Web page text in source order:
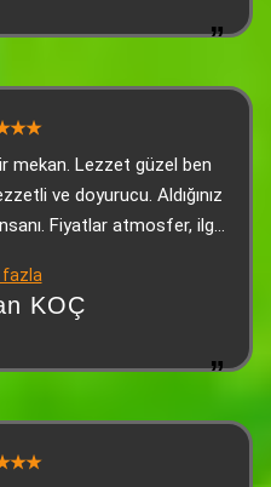
mekan. Lezzet güzel ben
ve doyurucu. Aldığınız
Fiyatlar atmosfer, ilgi
uğradığım yer artık
fazla
KOÇ